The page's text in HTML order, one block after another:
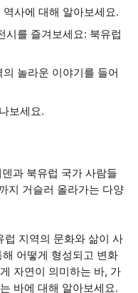
사에 대해 알아보세요.
시를 즐겨보세요: 북유럽
놀라운 이야기를 들어
보세요.
과 북유럽 국가 사람들
지 거슬러 올라가는 다양
럽 지역의 문화와 삶이 사
어떻게 형성되고 변화
자연이 의미하는 바, 가
바에 대해 알아보세요.